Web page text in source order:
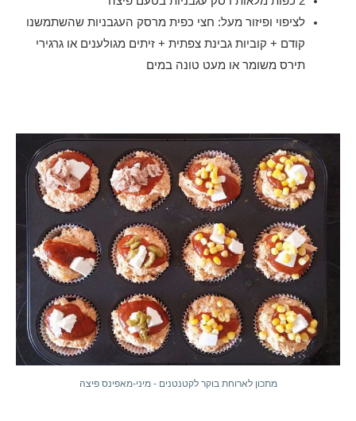
לציפוי ופיזור מעל: חצי כפית מרסק העגבניות שהשתמשנו
קודם + קוביות גבינת צפתית + זיתים מגולענים או גרגירי
תירס משומר או מעט טונה במים
מתכון לארוחת בוקר לקטנטנים - מיני-מאפינס פיצה